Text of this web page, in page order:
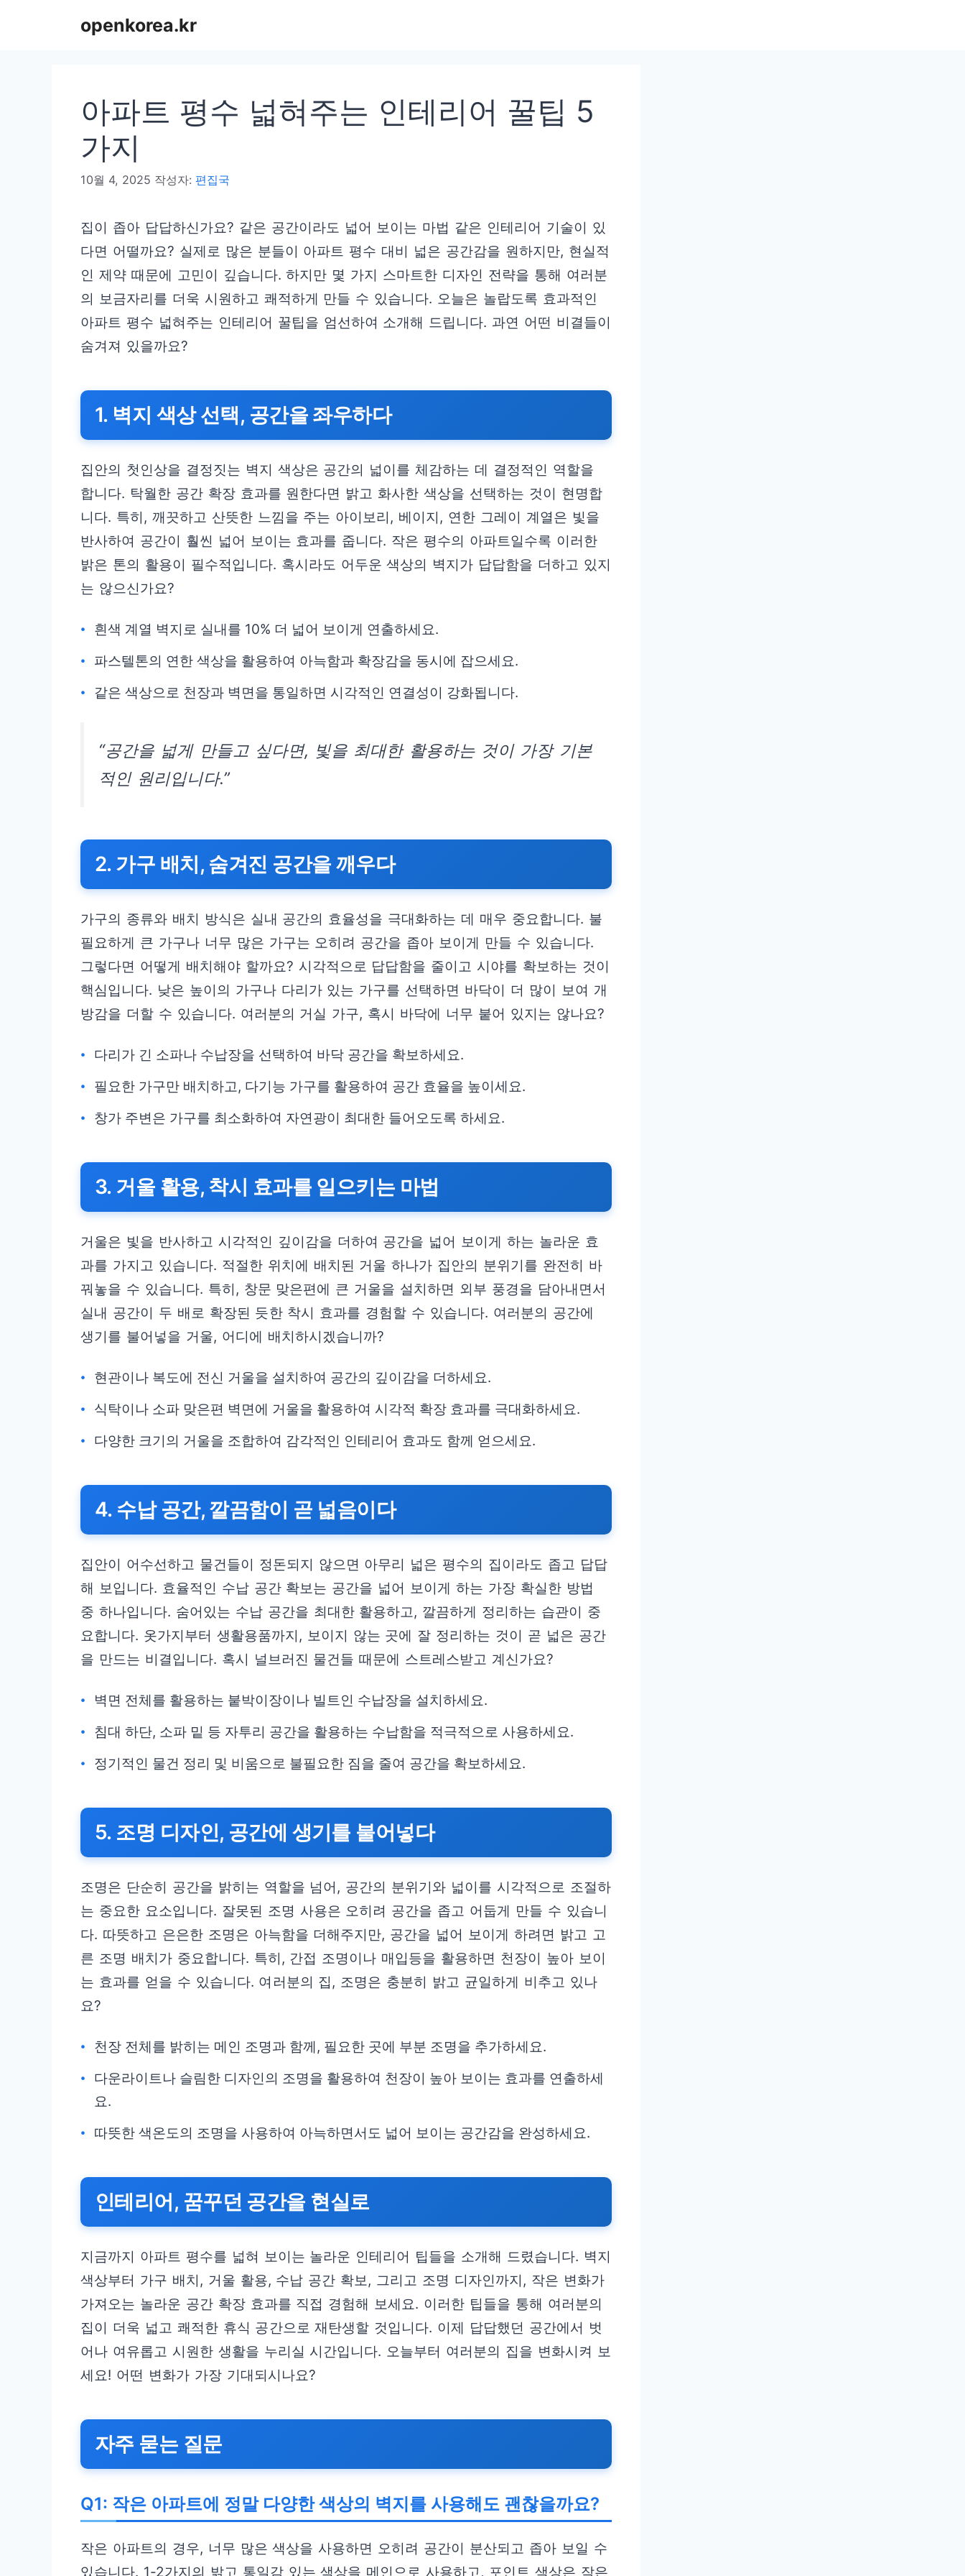
openkorea.kr
아파트 평수 넓혀주는 인테리어 꿀팁 5
가지
10월 4, 2025 작성자: 편집국
집이 좁아 답답하신가요? 같은 공간이라도 넓어 보이는 마법 같은 인테리어 기술이 있
다면 어떨까요? 실제로 많은 분들이 아파트 평수 대비 넓은 공간감을 원하지만, 현실적
인 제약 때문에 고민이 깊습니다. 하지만 몇 가지 스마트한 디자인 전략을 통해 여러분
의 보금자리를 더욱 시원하고 쾌적하게 만들 수 있습니다. 오늘은 놀랍도록 효과적인
아파트 평수 넓혀주는 인테리어 꿀팁을 엄선하여 소개해 드립니다. 과연 어떤 비결들이
숨겨져 있을까요?
1. 벽지 색상 선택, 공간을 좌우하다
집안의 첫인상을 결정짓는 벽지 색상은 공간의 넓이를 체감하는 데 결정적인 역할을
합니다. 탁월한 공간 확장 효과를 원한다면 밝고 화사한 색상을 선택하는 것이 현명합
니다. 특히, 깨끗하고 산뜻한 느낌을 주는 아이보리, 베이지, 연한 그레이 계열은 빛을
반사하여 공간이 훨씬 넓어 보이는 효과를 줍니다. 작은 평수의 아파트일수록 이러한
밝은 톤의 활용이 필수적입니다. 혹시라도 어두운 색상의 벽지가 답답함을 더하고 있지
는 않으신가요?
흰색 계열 벽지로 실내를 10% 더 넓어 보이게 연출하세요.
파스텔톤의 연한 색상을 활용하여 아늑함과 확장감을 동시에 잡으세요.
같은 색상으로 천장과 벽면을 통일하면 시각적인 연결성이 강화됩니다.
“공간을 넓게 만들고 싶다면, 빛을 최대한 활용하는 것이 가장 기본
적인 원리입니다.”
2. 가구 배치, 숨겨진 공간을 깨우다
가구의 종류와 배치 방식은 실내 공간의 효율성을 극대화하는 데 매우 중요합니다. 불
필요하게 큰 가구나 너무 많은 가구는 오히려 공간을 좁아 보이게 만들 수 있습니다.
그렇다면 어떻게 배치해야 할까요? 시각적으로 답답함을 줄이고 시야를 확보하는 것이
핵심입니다. 낮은 높이의 가구나 다리가 있는 가구를 선택하면 바닥이 더 많이 보여 개
방감을 더할 수 있습니다. 여러분의 거실 가구, 혹시 바닥에 너무 붙어 있지는 않나요?
다리가 긴 소파나 수납장을 선택하여 바닥 공간을 확보하세요.
필요한 가구만 배치하고, 다기능 가구를 활용하여 공간 효율을 높이세요.
창가 주변은 가구를 최소화하여 자연광이 최대한 들어오도록 하세요.
3. 거울 활용, 착시 효과를 일으키는 마법
거울은 빛을 반사하고 시각적인 깊이감을 더하여 공간을 넓어 보이게 하는 놀라운 효
과를 가지고 있습니다. 적절한 위치에 배치된 거울 하나가 집안의 분위기를 완전히 바
꿔놓을 수 있습니다. 특히, 창문 맞은편에 큰 거울을 설치하면 외부 풍경을 담아내면서
실내 공간이 두 배로 확장된 듯한 착시 효과를 경험할 수 있습니다. 여러분의 공간에
생기를 불어넣을 거울, 어디에 배치하시겠습니까?
현관이나 복도에 전신 거울을 설치하여 공간의 깊이감을 더하세요.
식탁이나 소파 맞은편 벽면에 거울을 활용하여 시각적 확장 효과를 극대화하세요.
다양한 크기의 거울을 조합하여 감각적인 인테리어 효과도 함께 얻으세요.
4. 수납 공간, 깔끔함이 곧 넓음이다
집안이 어수선하고 물건들이 정돈되지 않으면 아무리 넓은 평수의 집이라도 좁고 답답
해 보입니다. 효율적인 수납 공간 확보는 공간을 넓어 보이게 하는 가장 확실한 방법
중 하나입니다. 숨어있는 수납 공간을 최대한 활용하고, 깔끔하게 정리하는 습관이 중
요합니다. 옷가지부터 생활용품까지, 보이지 않는 곳에 잘 정리하는 것이 곧 넓은 공간
을 만드는 비결입니다. 혹시 널브러진 물건들 때문에 스트레스받고 계신가요?
벽면 전체를 활용하는 붙박이장이나 빌트인 수납장을 설치하세요.
침대 하단, 소파 밑 등 자투리 공간을 활용하는 수납함을 적극적으로 사용하세요.
정기적인 물건 정리 및 비움으로 불필요한 짐을 줄여 공간을 확보하세요.
5. 조명 디자인, 공간에 생기를 불어넣다
조명은 단순히 공간을 밝히는 역할을 넘어, 공간의 분위기와 넓이를 시각적으로 조절하
는 중요한 요소입니다. 잘못된 조명 사용은 오히려 공간을 좁고 어둡게 만들 수 있습니
다. 따뜻하고 은은한 조명은 아늑함을 더해주지만, 공간을 넓어 보이게 하려면 밝고 고
른 조명 배치가 중요합니다. 특히, 간접 조명이나 매입등을 활용하면 천장이 높아 보이
는 효과를 얻을 수 있습니다. 여러분의 집, 조명은 충분히 밝고 균일하게 비추고 있나
요?
천장 전체를 밝히는 메인 조명과 함께, 필요한 곳에 부분 조명을 추가하세요.
다운라이트나 슬림한 디자인의 조명을 활용하여 천장이 높아 보이는 효과를 연출하세
요.
따뜻한 색온도의 조명을 사용하여 아늑하면서도 넓어 보이는 공간감을 완성하세요.
인테리어, 꿈꾸던 공간을 현실로
지금까지 아파트 평수를 넓혀 보이는 놀라운 인테리어 팁들을 소개해 드렸습니다. 벽지
색상부터 가구 배치, 거울 활용, 수납 공간 확보, 그리고 조명 디자인까지, 작은 변화가
가져오는 놀라운 공간 확장 효과를 직접 경험해 보세요. 이러한 팁들을 통해 여러분의
집이 더욱 넓고 쾌적한 휴식 공간으로 재탄생할 것입니다. 이제 답답했던 공간에서 벗
어나 여유롭고 시원한 생활을 누리실 시간입니다. 오늘부터 여러분의 집을 변화시켜 보
세요! 어떤 변화가 가장 기대되시나요?
자주 묻는 질문
Q1: 작은 아파트에 정말 다양한 색상의 벽지를 사용해도 괜찮을까요?
작은 아파트의 경우, 너무 많은 색상을 사용하면 오히려 공간이 분산되고 좁아 보일 수
있습니다. 1-2가지의 밝고 통일감 있는 색상을 메인으로 사용하고, 포인트 색상은 작은